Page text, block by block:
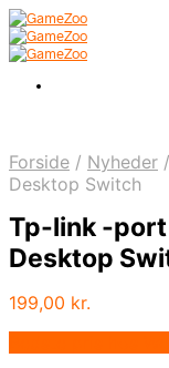
Forside / Nyheder /
Desktop Switch
Tp-link -port
Desktop
199,00 kr.